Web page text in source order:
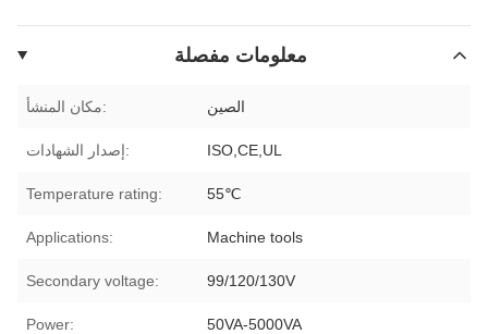
معلومات مفصلة
مكان المنشأ: الصين
إصدار الشهادات: ISO,CE,UL
Temperature rating: 55℃
Applications: Machine tools
Secondary voltage: 99/120/130V
Power: 50VA-5000VA